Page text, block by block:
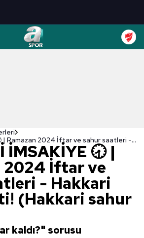
HAKKARİ İMSAKİYE 🕣 | Ramazan 2024 İftar ve sahur saatleri - Hakkari iftar vakti! (Hakkari sahur saati)
İMSAKİYE 🕣 |
2024 İftar ve
- Hakkari
(Hakkari sahur
kaldı?" sorusu